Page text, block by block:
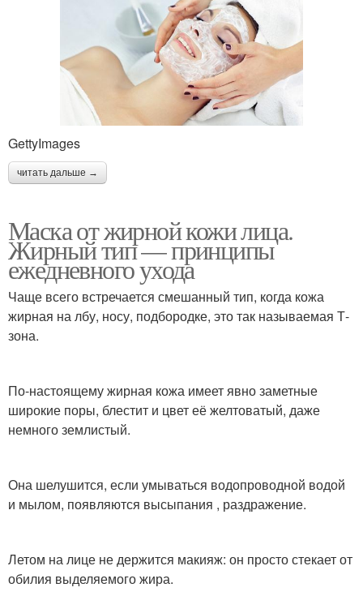
GettyImages
читать дальше →
Маска от жирной кожи лица.
Жирный тип — принципы
ежедневного ухода
Чаще всего встречается смешанный тип, когда кожа
жирная на лбу, носу, подбородке, это так называемая Т-
зона.
По-настоящему жирная кожа имеет явно заметные
широкие поры, блестит и цвет её желтоватый, даже
немного землистый.
Она шелушится, если умываться водопроводной водой
и мылом, появляются высыпания , раздражение.
Летом на лице не держится макияж: он просто стекает от
обилия выделяемого жира.